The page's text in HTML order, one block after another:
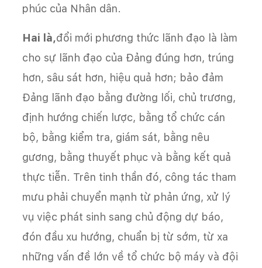
phúc của Nhân dân.
Hai là,đổi mới phương thức lãnh đạo là làm
cho sự lãnh đạo của Đảng đúng hơn, trúng
hơn, sâu sát hơn, hiệu quả hơn; bảo đảm
Đảng lãnh đạo bằng đường lối, chủ trương,
định hướng chiến lược, bằng tổ chức cán
bộ, bằng kiểm tra, giám sát, bằng nêu
gương, bằng thuyết phục và bằng kết quả
thực tiễn. Trên tinh thần đó, công tác tham
mưu phải chuyển mạnh từ phản ứng, xử lý
vụ việc phát sinh sang chủ động dự báo,
đón đầu xu hướng, chuẩn bị từ sớm, từ xa
những vấn đề lớn về tổ chức bộ máy và đội